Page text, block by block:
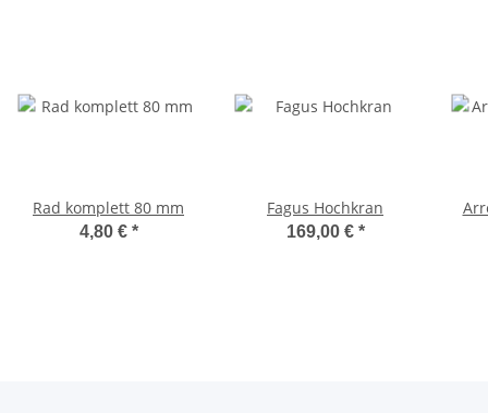
Rad komplett 80 mm
4,80 € *
Fagus Hochkran
169,00 € *